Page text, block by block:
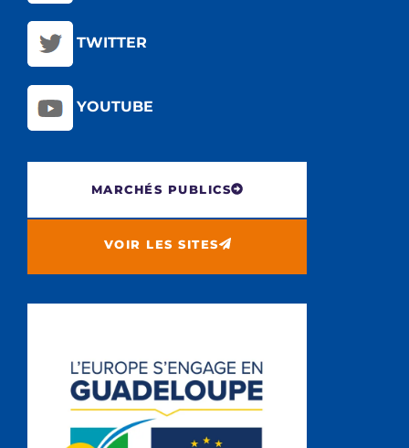
TWITTER
YOUTUBE
MARCHÉS PUBLICS
VOIR LES SITES